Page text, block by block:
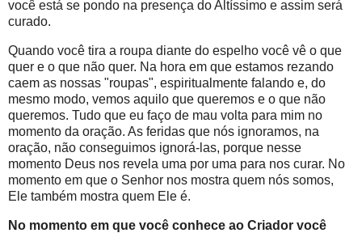
você está se pondo na presença do Altíssimo e assim será
curado.
Quando você tira a roupa diante do espelho você vê o que
quer e o que não quer. Na hora em que estamos rezando
caem as nossas "roupas", espiritualmente falando e, do
mesmo modo, vemos aquilo que queremos e o que não
queremos. Tudo que eu faço de mau volta para mim no
momento da oração. As feridas que nós ignoramos, na
oração, não conseguimos ignorá-las, porque nesse
momento Deus nos revela uma por uma para nos curar. No
momento em que o Senhor nos mostra quem nós somos,
Ele também mostra quem Ele é.
No momento em que você conhece ao Criador você